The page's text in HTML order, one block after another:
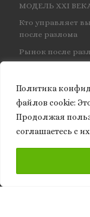
Политика
файлов сookie:
Продолжая
соглашаетесь с
МОДЕЛЬ XXI
Кто управляет
после разлома
Рынок после
центры влияния
© 2026